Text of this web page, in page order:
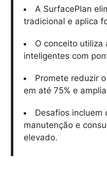
A SurfacePlan
tradicional e aplica
O conceito utiliza
inteligentes com
Promete reduzir
em até 75% e
Desafios incluem
manutenção e
elevado.